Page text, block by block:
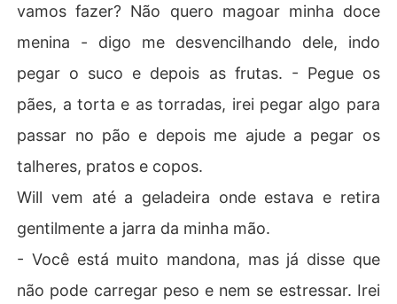
vamos fazer? Não quero magoar minha doce
menina - digo me desvencilhando dele, indo
pegar o suco e depois as frutas. - Pegue os
pães, a torta e as torradas, irei pegar algo para
passar no pão e depois me ajude a pegar os
talheres, pratos e copos.
Will vem até a geladeira onde estava e retira
gentilmente a jarra da minha mão.
- Você está muito mandona, mas já disse que
não pode carregar peso e nem se estressar. Irei